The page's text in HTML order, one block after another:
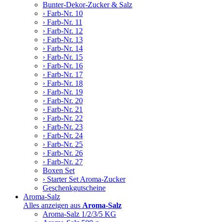
Bunter-Dekor-Zucker & Salz
› Farb-Nr. 10
› Farb-Nr. 11
› Farb-Nr. 12
› Farb-Nr. 13
› Farb-Nr. 14
› Farb-Nr. 15
› Farb-Nr. 16
› Farb-Nr. 17
› Farb-Nr. 18
› Farb-Nr. 19
› Farb-Nr. 20
› Farb-Nr. 21
› Farb-Nr. 22
› Farb-Nr. 23
› Farb-Nr. 24
› Farb-Nr. 25
› Farb-Nr. 26
› Farb-Nr. 27
Boxen Set
› Starter Set Aroma-Zucker
Geschenkgutscheine
Aroma-Salz
Alles anzeigen aus Aroma-Salz
Aroma-Salz 1/2/3/5 KG